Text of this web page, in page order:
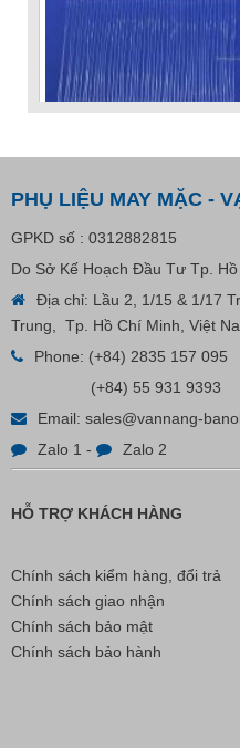
VP Fas Loop (PP) – Dây
PHỤ LIỆU MAY MẶC -
GPKD số : 0312882815
Do Sở Kế Hoạch Đầu Tư Tp.
Địa chỉ: Lầu 2, 1/15 & 1/17
Trung, Tp. Hồ Chí Minh, Việt
Phone: (+84) 2835 157 095
(+84) 55 931 9393
Email: sales@vannang-
Zalo 1 - Zalo 2
HỖ TRỢ KHÁCH HÀNG
Chính sách kiểm hàng, đổi trả
Chính sách giao nhận
Chính sách bảo mật
Chính sách bảo hành